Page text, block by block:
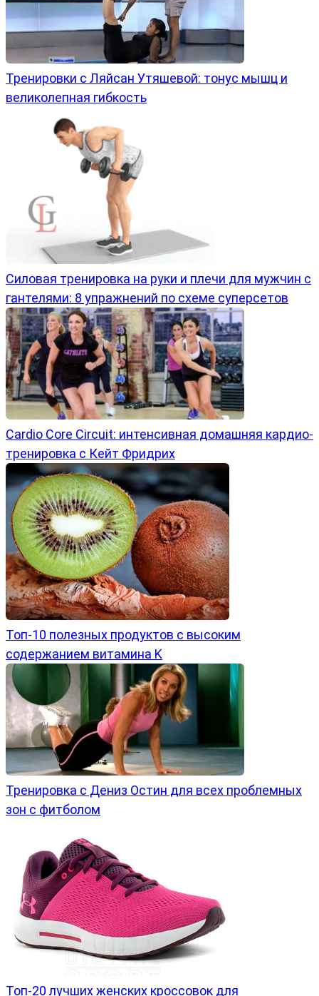
Тренировки с Ляйсан Утяшевой: тонус мышц и
великолепная гибкость
Силовая тренировка на руки и плечи для мужчин с
гантелями: 8 упражнений по схеме суперсетов
Cardio Core Circuit: интенсивная домашняя кардио-
тренировка с Кейт Фридрих
Топ-10 полезных продуктов с высоким
содержанием витамина K
Тренировка с Дениз Остин для всех проблемных
зон с фитболом
Топ-20 лучших женских кроссовок для